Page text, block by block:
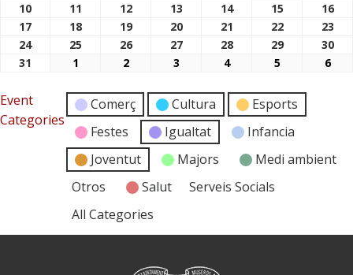
10 10/08/2026
11 11/08/2026
12 12/08/2026
13 13/08/2026
1414/08/2026
15 15/08/2026
16
17 17/08/2026
18 18/08/2026
19 19/08/2026
20 20/08/2026
21 21/08/2026
22 22/08/2026
23
24 24/08/2026
25 25/08/2026
26 26/08/2026
27 27/08/2026
28 28/08/2026
29 29/08/2026
30
31
31/08/2026
1 01/09/2026
2 02/09/2026
3 03/09/2026
404/09/2026
5 05/09/2026
606/
Event
Categories
Comerç Cultura
Esports
Festes
Igualtat
Infancia
Joventut
Majors
Medi ambient
Otros
Salut
Serveis Socials
All Categories